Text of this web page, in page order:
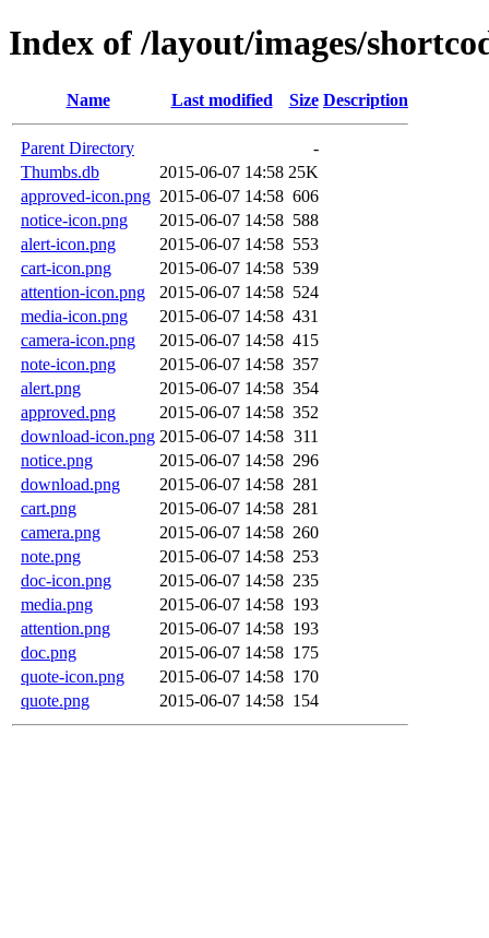
Index of /layout/images/
Name Last modified Size Description
Parent Directory
-
Thumbs.db
2015-06-07 14:58 25K
approved-icon.png 2015-06-07 14:58 606
notice-icon.png
2015-06-07 14:58 588
alert-icon.png
2015-06-07 14:58 553
cart-icon.png
2015-06-07 14:58 539
attention-icon.png
2015-06-07 14:58 524
media-icon.png
2015-06-07 14:58 431
camera-icon.png
2015-06-07 14:58 415
note-icon.png
2015-06-07 14:58 357
alert.png
2015-06-07 14:58 354
approved.png
2015-06-07 14:58 352
download-icon.png 2015-06-07 14:58 311
notice.png
2015-06-07 14:58 296
download.png
2015-06-07 14:58 281
cart.png
2015-06-07 14:58 281
camera.png
2015-06-07 14:58 260
note.png
2015-06-07 14:58 253
doc-icon.png
2015-06-07 14:58 235
media.png
2015-06-07 14:58 193
attention.png
2015-06-07 14:58 193
doc.png
2015-06-07 14:58 175
quote-icon.png
2015-06-07 14:58 170
quote.png
2015-06-07 14:58 154